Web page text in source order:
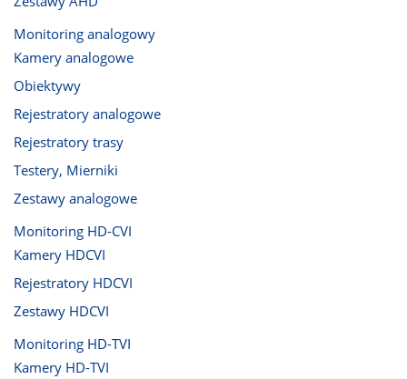
Monitoring analogowy
Kamery analogowe
Obiektywy
Rejestratory analogowe
Rejestratory trasy
Testery, Mierniki
Zestawy analogowe
Monitoring HD-CVI
Kamery HDCVI
Rejestratory HDCVI
Zestawy HDCVI
Monitoring HD-TVI
Kamery HD-TVI